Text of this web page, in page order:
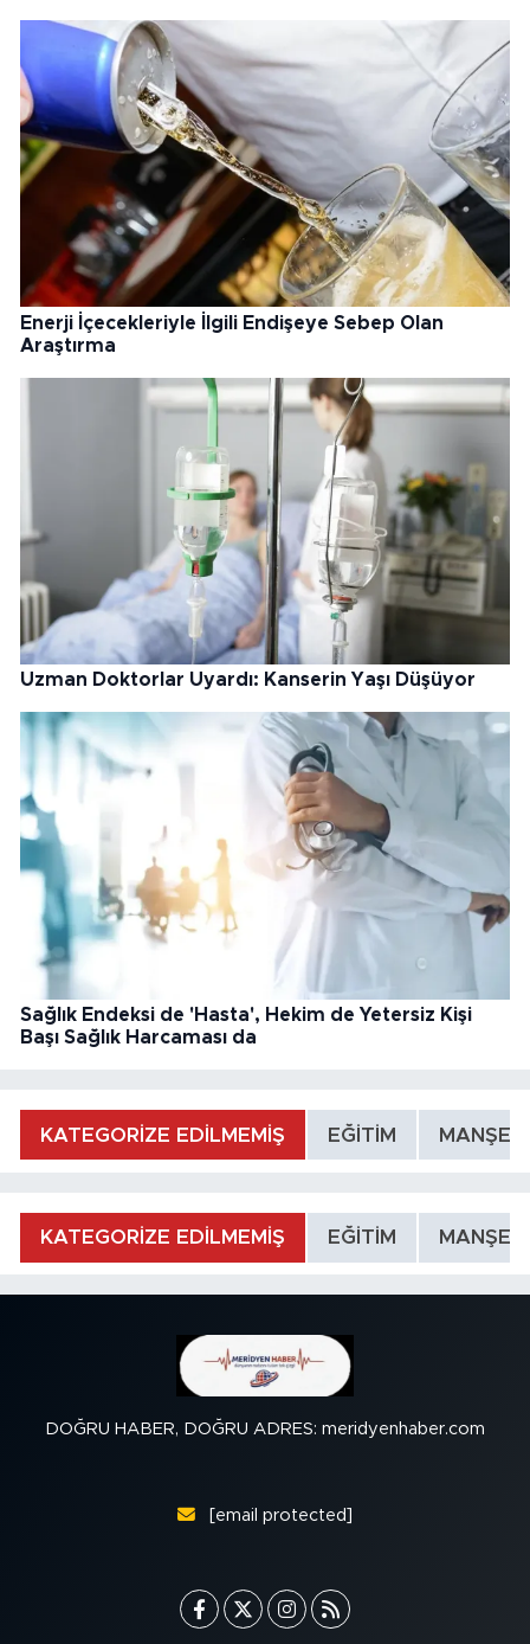
Enerji İçecekleriyle İlgili Endişeye Sebep Olan
Araştırma
Uzman Doktorlar Uyardı: Kanserin Yaşı Düşüyor
Sağlık Endeksi de 'Hasta', Hekim de Yetersiz Kişi
Başı Sağlık Harcaması da
KATEGORİZE EDİLMEMİŞ EĞİTİM MANŞET
KATEGORİZE EDİLMEMİŞ EĞİTİM MANŞET
DOĞRU HABER, DOĞRU ADRES: meridyenhaber.com
[email protected]